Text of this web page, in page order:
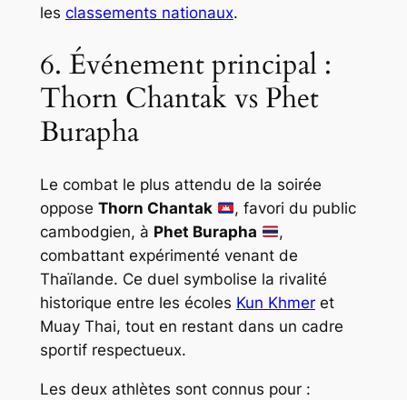
les classements nationaux.
6. Événement principal :
Thorn Chantak vs Phet
Burapha
Le combat le plus attendu de la soirée
oppose Thorn Chantak
, favori du public
cambodgien, à Phet Burapha
,
combattant expérimenté venant de
Thaïlande. Ce duel symbolise la rivalité
historique entre les écoles Kun Khmeret
Muay Thai, tout en restant dans un cadre
sportif respectueux.
Les deux athlètes sont connus pour :